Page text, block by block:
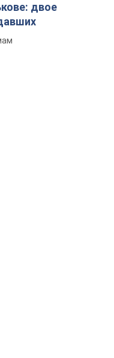
двое